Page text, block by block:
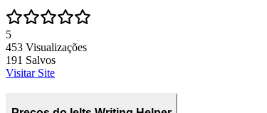
5
453 Visualizações
191 Salvos
Visitar Site